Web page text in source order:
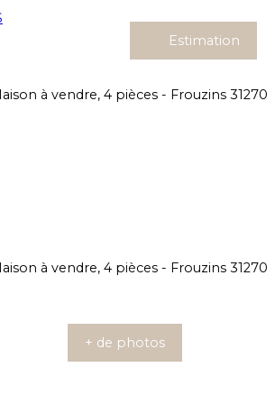
Estimation
+ de photos